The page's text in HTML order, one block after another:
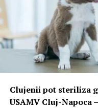
Clujenii pot steriliza
USAMV Cluj-Napoca